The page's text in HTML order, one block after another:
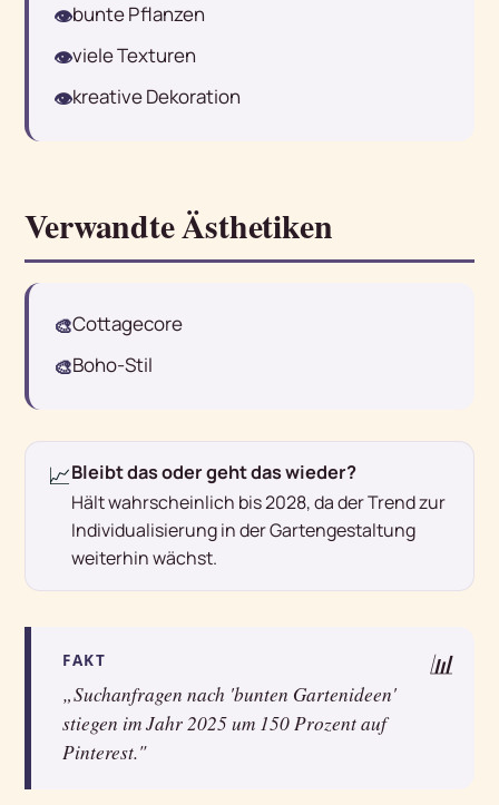
👁bunte Pflanzen
👁viele Texturen
👁kreative Dekoration
Verwandte Ästhetiken
🎨Cottagecore
🎨Boho-Stil
📈Bleibt das oder geht das wieder?
Hält wahrscheinlich bis 2028, da der Trend zur
Individualisierung in der Gartengestaltung
weiterhin wächst.
📊
FAKT
„Suchanfragen nach 'bunten Gartenideen'
stiegen im Jahr 2025 um 150 Prozent auf
Pinterest."